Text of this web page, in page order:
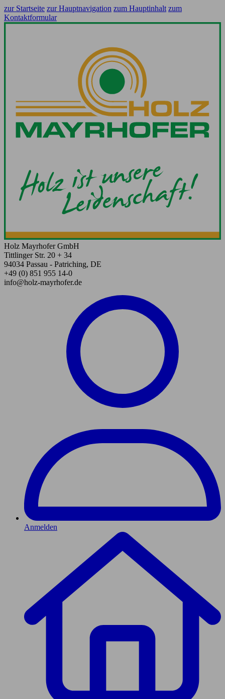
zur Startseite zur Hauptnavigation zum Hauptinhalt zum
Kontaktformular
Holz Mayrhofer GmbH
Tittlinger Str. 20 + 34
94034 Passau - Patriching, DE
+49 (0) 851 955 14-0
info@holz-mayrhofer.de
Anmelden